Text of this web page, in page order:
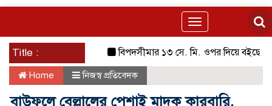
Toggle
navigation
Title : বিপদসীমার ১৩ সে. মি. ওপর দিয়ে বইছে তিস্তার
Home নিজস্ব প্রতিবেদক
বাউফলে বেল্লালের পেশাই মাদক কারবারি,